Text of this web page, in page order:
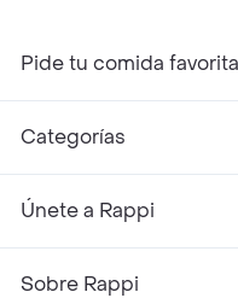
Pide tu comida
Categorías
Únete a Rappi
Sobre Rappi